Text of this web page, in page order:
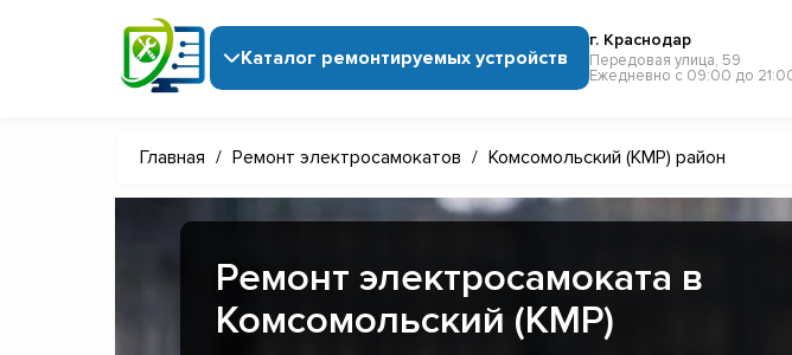
Каталог ремонтируемых устройств
г. Краснодар
Передовая улица, 59
Ежедневно с 09:00 до
Главная / Ремонт электросамокатов / Комсомольский (КМР) район
Ремонт электросамоката в
Комсомольский (КМР)